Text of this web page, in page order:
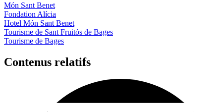
Món Sant Benet
Fondation Alícia
Hotel Món Sant Benet
Tourisme de Sant Fruitós de Bages
Tourisme de Bages
Contenus relatifs